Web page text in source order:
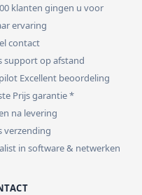
klanten gingen u voor
ervaring
contact
support op afstand
Excellent beoordeling
Prijs garantie *
na levering
verzending
in software & netwerken